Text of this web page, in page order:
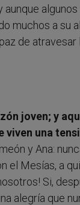
muchos a su
de
joven; y
una
y Ana:
Mesías, a
Si,
alegría que